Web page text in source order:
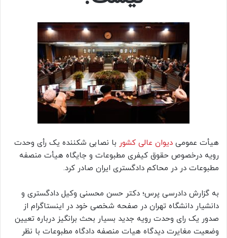
هیأت عمومی دیوان عالی کشور با نصابی شکننده یک رأی وحدت
رویه درخصوص حقوق کیفری مطبوعات و جایگاه هیأت منصفه
مطبوعات در در محاکم دادگستری ایران صادر کرد.
به گزارش دادرسی پرس؛ دکتر حسن محسنی وکیل دادگستری و
دانشیار دانشگاه تهران در صفحه شخصی خود در اینستاگرام از
صدور یک رای وحدت رویه جدید بسیار بحث برانگیز درباره تعیین
وضعیت مغایرت دیدگاه هیات منصفه دادگاه مطبوعات با نظر